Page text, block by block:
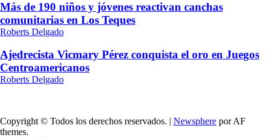
Más de 190 niños y jóvenes reactivan canchas
comunitarias en Los Teques
Roberts Delgado
Ajedrecista Vicmary Pérez conquista el oro en Juegos
Centroamericanos
Roberts Delgado
Copyright © Todos los derechos reservados. | Newsphere por AF
themes.